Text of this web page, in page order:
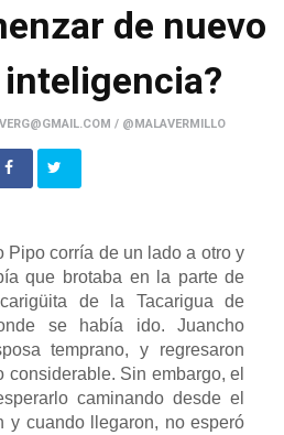
de nuevo
/ @MALAVERMILLO
Pipo corría de un lado a otro y
que brotaba en la parte de
de la Tacarigua de
se había ido. Juancho
temprano, y regresaron
considerable. Sin embargo, el
caminando desde el
y cuando llegaron, no esperó